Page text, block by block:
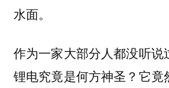
水面。
作为一家大部分人都没听说
锂电究竟是何方神圣？它竟